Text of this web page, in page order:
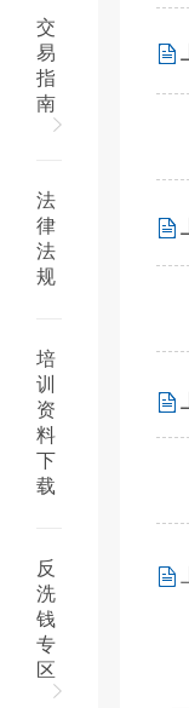
交
易
指
南
法
律
法
规
培
训
资
料
下
载
反
洗
钱
专
区